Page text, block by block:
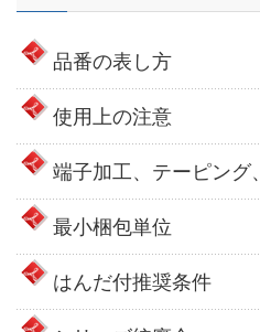
品番の表し方
使用上の注意
端子加工、テーピング
最小梱包単位
はんだ付推奨条件